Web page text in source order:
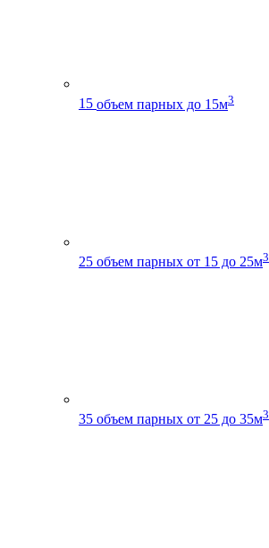
15 объем парных до 15м3
25 объем парных от 15 до 25м3
35 объем парных от 25 до 35м3